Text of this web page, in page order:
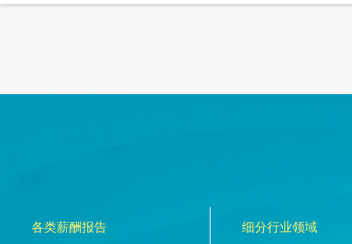
各类薪酬报告 细分行业领域